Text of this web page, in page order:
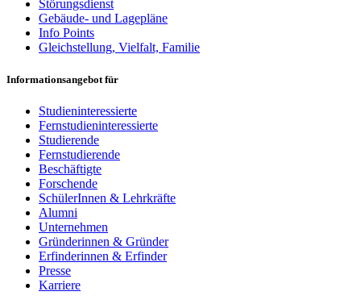
Störungsdienst
Gebäude- und Lagepläne
Info Points
Gleichstellung, Vielfalt, Familie
Informationsangebot für
Studieninteressierte
Fernstudieninteressierte
Studierende
Fernstudierende
Beschäftigte
Forschende
SchülerInnen & Lehrkräfte
Alumni
Unternehmen
Gründerinnen & Gründer
Erfinderinnen & Erfinder
Presse
Karriere